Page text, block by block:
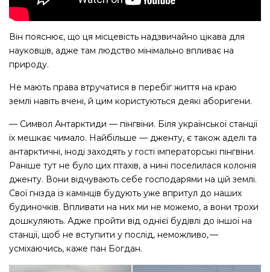
Він пояснює, що ця місцевість надзвичайно цікава для
науковців, адже там людство мінімально впливає на
природу.
Не мають права втручатися в перебіг життя на краю
землі навіть вчені, й цим користуються деякі аборигени.
— Символ Антарктиди — ​пінгвіни. Біля української станції
їх мешкає чимало. Найбільше — ​дженту, є також аделі та
антарктичні, іноді заходять у гості імператорські пінгвіни.
Раніше тут не було цих птахів, а нині поселилася колонія
дженту. Вони відчувають себе господарями на цій землі.
Свої гнізда із камінців будують уже впритул до наших
будиночків. Впливати на них ми не можемо, а вони трохи
дошкуляють. Адже пройти від однієї будівлі до іншої на
станції, щоб не вступити у послід, неможливо, — ​
усміхаючись, каже пан Богдан.